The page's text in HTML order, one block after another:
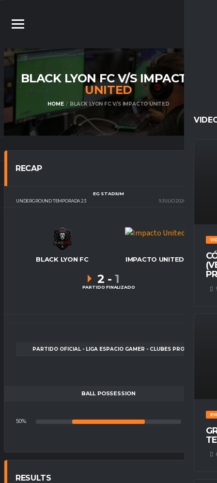
BLACK LYON FC V/S IMPACTO
UNITED
HOME BLACK LYON FC V/S IMPACTO UNITED
RECAP
UNDERGROUND TEMPORADA 23
EG STADIUM
9 JULIO 2026
BLACK LYON FC IMPACTO UNITED
2 - 1
PARTIDO FINALIZADO
PARTIDO OFICIAL - LIGA ESPACIO GAMER - CLUBES PRO
BALL POSSESSION
50%
RESULTS